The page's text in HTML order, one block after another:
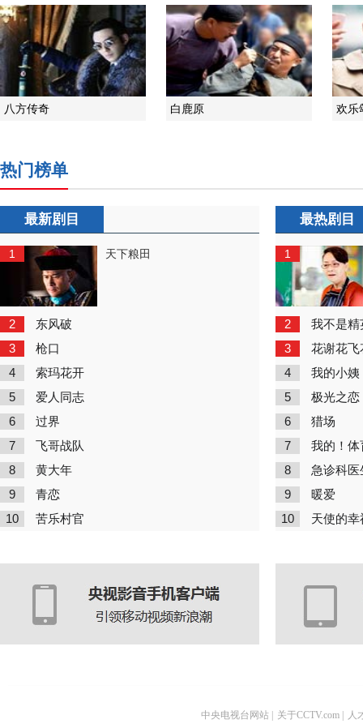
八方传奇 白鹿原 欢乐
热门榜单
最新剧目
1 天下粮田
2 东风破
3 枪口
4 索玛花开
5 爱人同志
6 过界
7 飞哥战队
8 黄大年
9 青恋
10 苦乐村官
最热剧目
1
2 我不是精
3 花谢花飞
4 我的小姨
5 极光之恋
6 猎场
7 我的！体
8 急诊科医
9 暖爱
10 天使的幸
中央电视台网站 关于CCTV.com 人